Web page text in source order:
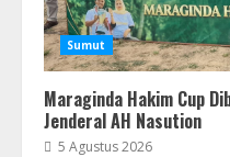
Sumut
Maraginda Hakim Cup
Jenderal AH Nasution
5 Agustus 2026